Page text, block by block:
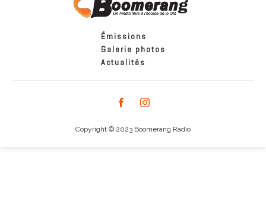
Émissions
Galerie photos
Actualités
Copyright © 2023 Boomerang Radio